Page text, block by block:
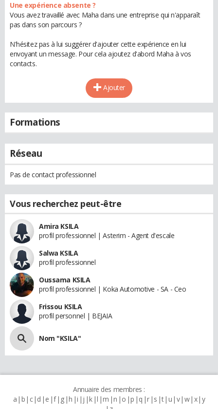
Une expérience absente ?
Vous avez travaillé avec Maha dans une entreprise qui n'apparaît
pas dans son parcours ?
N'hésitez pas à lui suggérer d'ajouter cette expérience en lui
envoyant un message. Pour cela ajoutez d'abord Maha à vos
contacts.
Ajouter
Formations
Réseau
Pas de contact professionnel
Vous recherchez peut-être
Amira KSILA
profil professionnel | Asterim - Agent d'escale
Salwa KSILA
profil professionnel
Oussama KSILA
profil professionnel | Koka Automotive - SA - Ceo
Frissou KSILA
profil personnel | BEJAIA
Nom "KSILA"
Annuaire des membres :
a b c d e f g h i j k l m n o p q r s t u v w x y